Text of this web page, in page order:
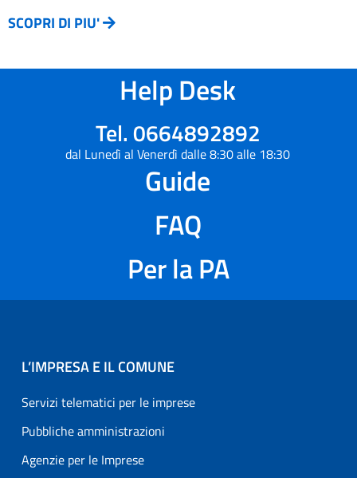
SCOPRI DI PIU'
Help Desk
Tel. 0664892892
dal Lunedì al Venerdì dalle 8:30 alle 18:30
Guide
FAQ
Per la PA
L’IMPRESA E IL COMUNE
Servizi telematici per le imprese
Pubbliche amministrazioni
Agenzie per le Imprese